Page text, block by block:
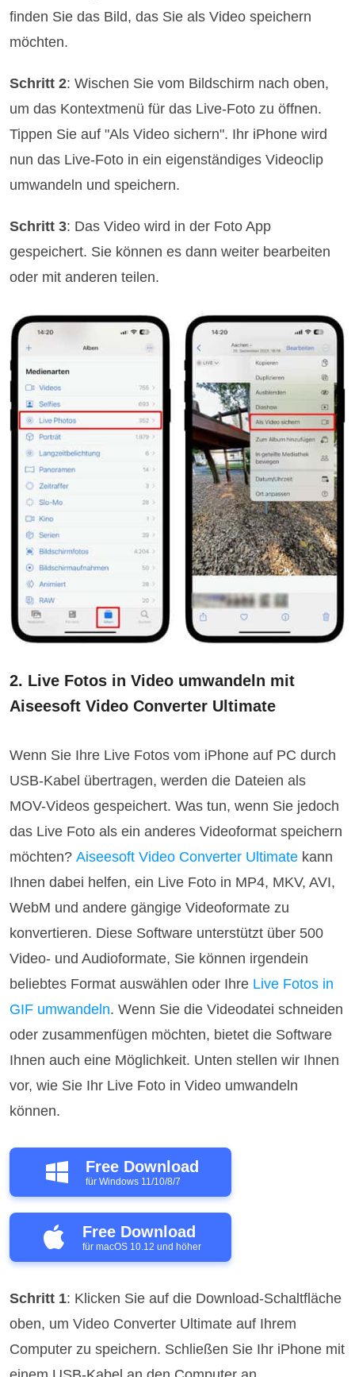
finden Sie das Bild, das Sie als Video speichern
möchten.
Schritt 2: Wischen Sie vom Bildschirm nach oben,
um das Kontextmenü für das Live-Foto zu öffnen.
Tippen Sie auf "Als Video sichern". Ihr iPhone wird
nun das Live-Foto in ein eigenständiges Videoclip
umwandeln und speichern.
Schritt 3: Das Video wird in der Foto App
gespeichert. Sie können es dann weiter bearbeiten
oder mit anderen teilen.
2. Live Fotos in Video umwandeln mit
Aiseesoft Video Converter Ultimate
Wenn Sie Ihre Live Fotos vom iPhone auf PC durch
USB-Kabel übertragen, werden die Dateien als
MOV-Videos gespeichert. Was tun, wenn Sie jedoch
das Live Foto als ein anderes Videoformat speichern
möchten?Aiseesoft Video Converter Ultimate kann
Ihnen dabei helfen, ein Live Foto in MP4, MKV, AVI,
WebM und andere gängige Videoformate zu
konvertieren. Diese Software unterstützt über 500
Video- und Audioformate, Sie können irgendein
beliebtes Format auswählen oder Ihre Live Fotos in
GIF umwandeln. Wenn Sie die Videodatei schneiden
oder zusammenfügen möchten, bietet die Software
Ihnen auch eine Möglichkeit. Unten stellen wir Ihnen
vor, wie Sie Ihr Live Foto in Video umwandeln
können.
Free Download
für Windows 11/10/8/7
Free Download
für macOS 10.12 und höher
Schritt 1: Klicken Sie auf die Download-Schaltfläche
oben, um Video Converter Ultimate auf Ihrem
Computer zu speichern. Schließen Sie Ihr iPhone mit